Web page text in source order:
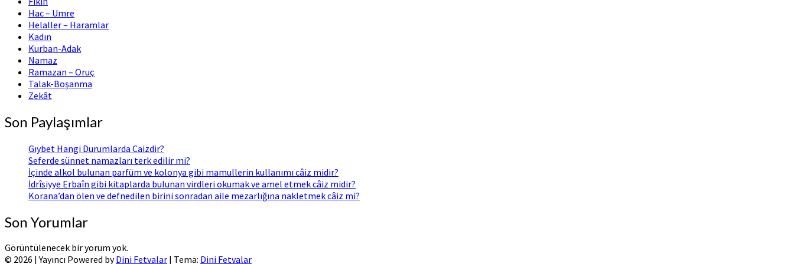
Hac – Umre
Helaller – Haramlar
Kadın
Kurban-Adak
Namaz
Ramazan – Oruç
Talak-Boşanma
Zekât
Son Paylaşımlar
Gıybet Hangi Durumlarda Caizdir?
Seferde sünnet namazları terk edilir mi?
İçinde alkol bulunan parfüm ve kolonya gibi mamullerin kullanımı câiz midir?
İdrîsiyye Erbaîn gibi kitaplarda bulunan virdleri okumak ve amel etmek câiz midir?
Korana’dan ölen ve defnedilen birini sonradan aile mezarlığına nakletmek câiz mi?
Son Yorumlar
Görüntülenecek bir yorum yok.
© 2026 |Yayıncı Powered byDini Fetvalar | Tema: Dini Fetvalar